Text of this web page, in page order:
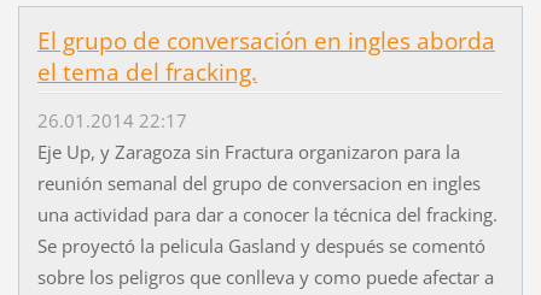
El grupo de conversación en ingles aborda
el tema del fracking.
26.01.2014 22:17
Eje Up, y Zaragoza sin Fractura organizaron para la
reunión semanal del grupo de conversacion en ingles
una actividad para dar a conocer la técnica del fracking.
Se proyectó la pelicula Gasland y después se comentó
sobre los peligros que conlleva y como puede afectar a